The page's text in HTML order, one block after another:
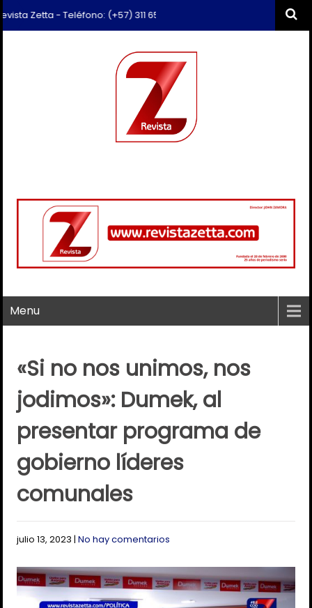
- Teléfono: (+57) 311 659 6374 - Correo:
Menu
«Si no nos unimos, nos
jodimos»: Dumek, al
presentar programa de
gobierno líderes
comunales
julio 13, 2023 |No hay comentarios